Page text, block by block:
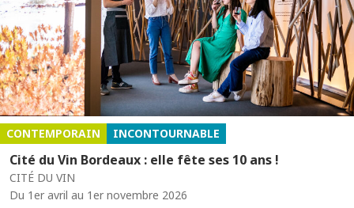
CONTEMPORAIN INCONTOURNABLE
Cité du Vin Bordeaux : elle fête ses 10 ans !
CITÉ DU VIN
Du 1er avril au 1er novembre 2026